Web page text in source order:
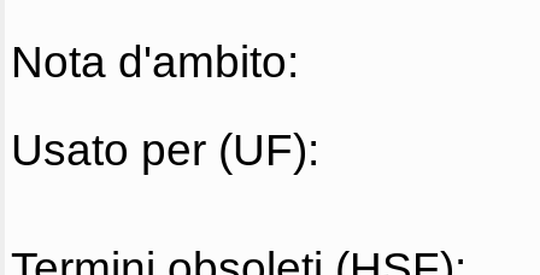
Nota d'ambito:
Usato per (UF):